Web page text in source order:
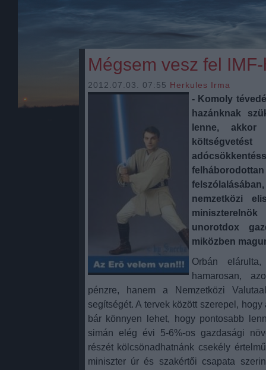
Mégsem vesz fel
2012.07.03. 07:55 Herkules Irma
- Komoly
hazánknak
lenne,
nemzetközi
unorotdox
miközben
Orbán
hamarosan,
pénzre, hanem a Nemzetközi
segítségét. A tervek között szerepel,
bár könnyen lehet, hogy pontosabb
simán elég évi 5-6%-os gazdasági
részét kölcsönadhatnánk csekély
miniszter úr és szakértői csapata